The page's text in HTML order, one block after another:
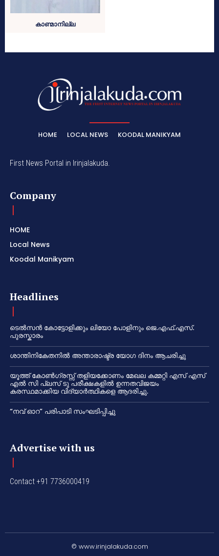
കാണ്മാനില്ല
HOME LOCAL NEWS KOODAL MANIKYAM
First News Portal in Irinjalakuda.
Company
HOME
Local News
Koodal Manikyam
Headlines
ടെൽസൻ കോട്ടോളിക്കും ലിയോ പോളിനും ജെ.എഫ്.എസ്.
പുരസ്കാരം
ശാന്തിനികേതനിൽ അന്താരാഷ്ട്ര യോഗ ദിനം ആചരിച്ചു
യൂത്ത് കോൺഗ്രസ്സ് തളിയക്കോണം മേഖല കമ്മറ്റി എസ് എസ്
എൽ സി പ്ലസ് ടു പരീക്ഷകളിൽ ഉന്നതവിജയം
കരസ്ഥമാക്കിയ വിദ്യാർത്ഥികളെ ആദരിച്ചു.
“നവ് ഓറ” പരിപാടി സംഘടിപ്പിച്ചു
Advertise with us
Contact +91 7736000419
© www.irinjalakuda.com